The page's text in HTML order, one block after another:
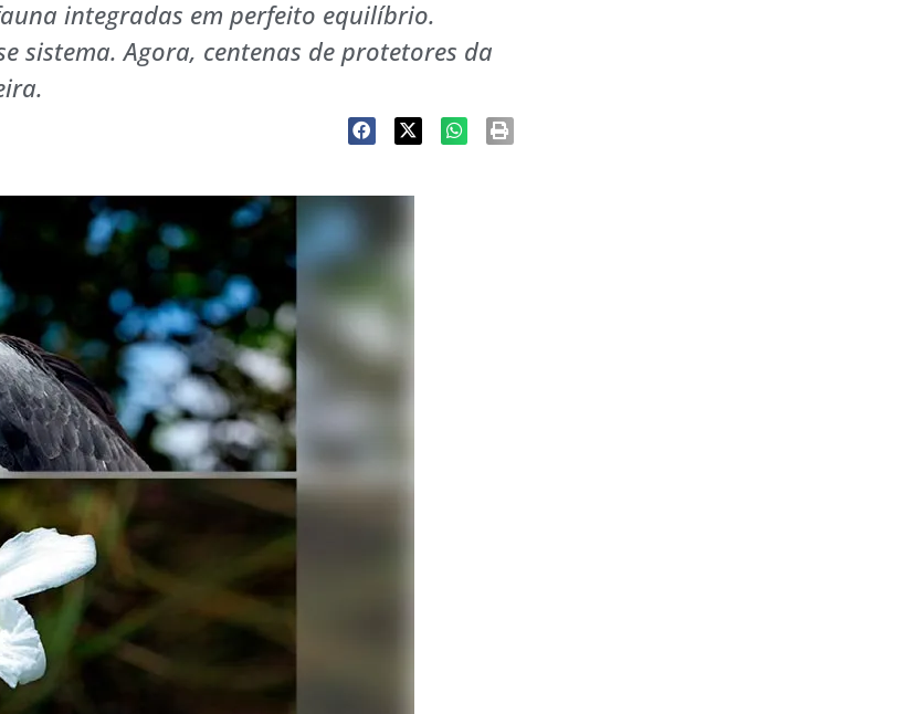
integradas em perfeito equilíbrio.
sistema. Agora, centenas de protetores da